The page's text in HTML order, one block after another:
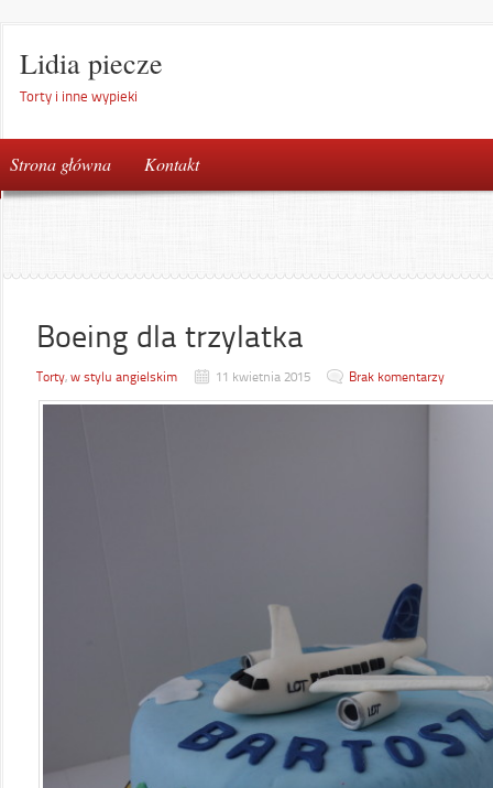
Lidia piecze
Torty i inne wypieki
Strona główna Kontakt
Boeing dla trzylatka
Torty, w stylu angielskim 11 kwietnia 2015 Brak komentarzy